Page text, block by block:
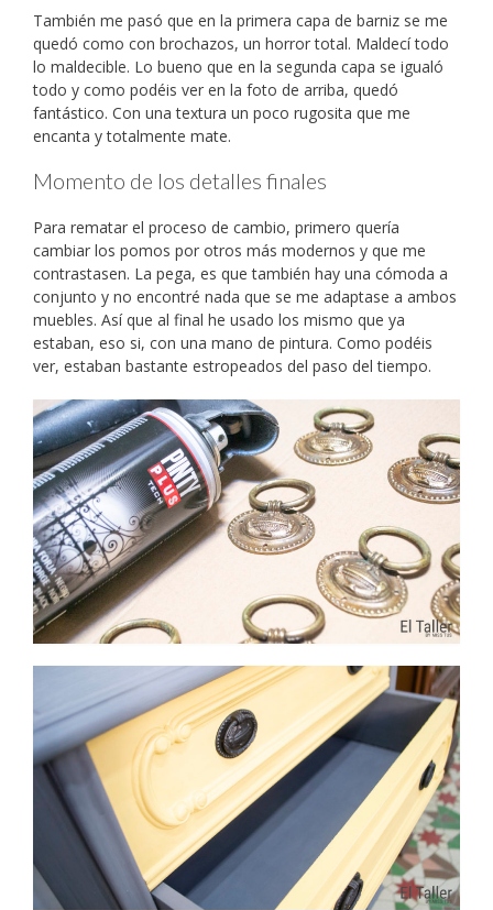
También me pasó que en la primera capa de barniz se me
quedó como con brochazos, un horror total. Maldecí todo
lo maldecible. Lo bueno que en la segunda capa se igualó
todo y como podéis ver en la foto de arriba, quedó
fantástico. Con una textura un poco rugosita que me
encanta y totalmente mate.
Momento de los detalles finales
Para rematar el proceso de cambio, primero quería
cambiar los pomos por otros más modernos y que me
contrastasen. La pega, es que también hay una cómoda a
conjunto y no encontré nada que se me adaptase a ambos
muebles. Así que al final he usado los mismo que ya
estaban, eso si, con una mano de pintura. Como podéis
ver, estaban bastante estropeados del paso del tiempo.